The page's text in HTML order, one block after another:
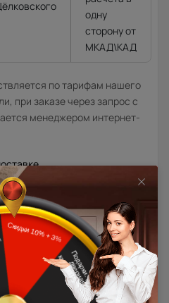
одну
сторону от
МКАД\КАД
по тарифам нашего
при заказе через запрос с
менеджером интернет-
к категориям:
двери
700x2000
900x2000
800x2400